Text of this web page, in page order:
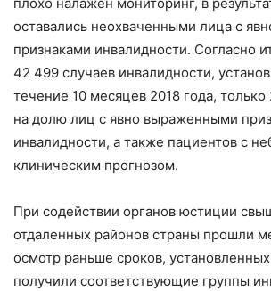
оставались неохваченными лица с
признаками инвалидности. Согласно
42 499 случаев инвалидности,
течение 10 месяцев 2018 года, только
на долю лиц с явно выраженными
инвалидности, а также пациентов с
клиническим прогнозом.
При содействии органов юстиции
отдаленных районов страны прошли
осмотр раньше сроков,
получили соответствующие группы